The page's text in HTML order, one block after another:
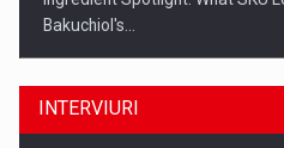
Bakuchiol's…
INTERVIURI